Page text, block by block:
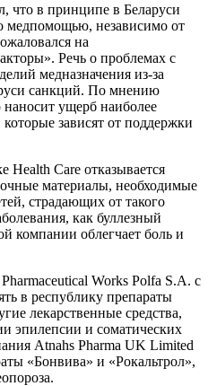
что в принципе в Беларуси
медпомощью, независимо от
на
Речь о проблемах с
медназначения из-за
санкций. По мнению
наносит ущерб наиболее
зависят от поддержки
Care отказывается
материалы, необходимые
страдающих от такого
как буллезный
компании облегчает боль и
Works Polfa S.A. с
в республику препараты
лекарственные средства,
эпилепсии и соматических
Atnahs Pharma UK Limited
«Бонвива» и «Рокальтрол»,